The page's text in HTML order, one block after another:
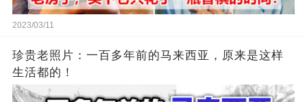
2023/03/11
珍贵老照片：一百多年前的马来西亚，原来是这样
生活都的！